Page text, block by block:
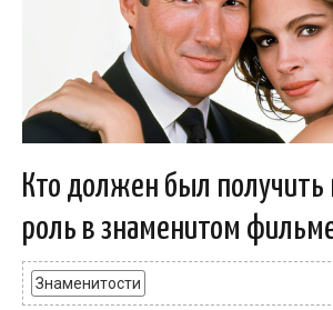
Кто должен был получить
роль в знаменитом
Знаменитости